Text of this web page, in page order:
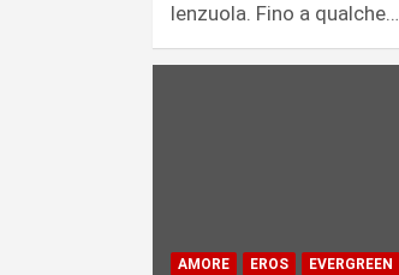
lenzuola. Fino a qualche…
AMORE EROS EVERGREEN